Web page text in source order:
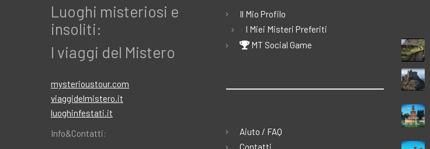
Luoghi misteriosi e
insoliti:
I viaggi del Mistero
mysterioustour.com
viaggidelmistero.it
luoghinfestati.it
Info&Contatti:
Il Mio Profilo
I Miei Misteri Preferiti
MT Social Game
Aiuto / FAQ
Contatti